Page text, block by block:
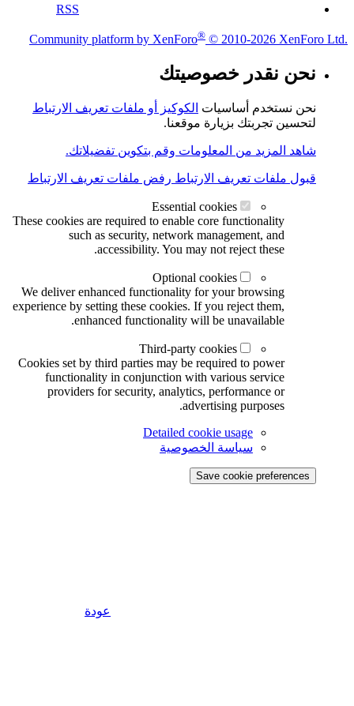
RSS
Community platform by XenForo® © 2010-2026 XenForo Ltd.
نحن نقدر خصوصيتك
نحن نستخدم أساسيات الكوكيز أو ملفات تعريف الارتباط
لتحسين تجربتك بزيارة موقعنا.
شاهد المزيد من المعلومات وقم بتكوين تفضيلاتك.
قبول ملفات تعريف الارتباط رفض ملفات تعريف الارتباط
Essential cookies
These cookies are required to enable core functionality
such as security, network management, and
accessibility. You may not reject these.
Optional cookies
We deliver enhanced functionality for your browsing
experience by setting these cookies. If you reject them,
enhanced functionality will be unavailable.
Third-party cookies
Cookies set by third parties may be required to power
functionality in conjunction with various service
providers for security, analytics, performance or
advertising purposes.
Detailed cookie usage
سياسة الخصوصية
Save cookie preferences
عودة